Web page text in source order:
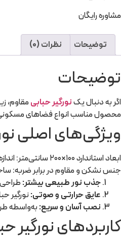
مشاوره رایگان
توضیحات نظرات (0)
توضیحات
اگر به دنبال یکنورگیر حبابی
محصول مناسب انواع فضاهای مسکونی،
ویژگی‌های اصلی
ابعاد استاندارد ۱۰۰×۲۰۰ سانتی‌متر: اندازه‌ای ایده‌آل که برای نورگیری بخش‌های مختلف ساختمان بدون نیاز به برش‌های پیچیده مناسب است.
جنس نشکن و مقاوم در برابر ضربه:
جذب نور طبیعی بیشتر:
عایق حرارتی و صوتی:نورگیر
نصب آسان و سریع: به‌واسطه
کاربردهای نورگیر